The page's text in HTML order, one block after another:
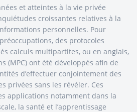
et atteintes à la vie privée
croissantes relatives à la
personnelles. Pour
des protocoles
calculs multipartites, ou en anglais,
(MPC) ont été développés afin de
d’effectuer conjointement des
privées sans les révéler. Ces
applications notamment dans la
la santé et l’apprentissage